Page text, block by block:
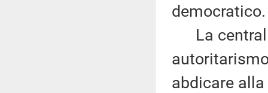
democratico.
La
abdicare